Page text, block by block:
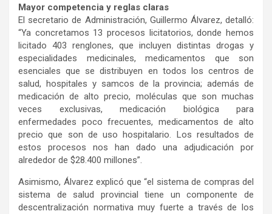
Mayor competencia y reglas claras
El secretario de Administración, Guillermo Álvarez, detalló:
“Ya concretamos 13 procesos licitatorios, donde hemos
licitado 403 renglones, que incluyen distintas drogas y
especialidades medicinales, medicamentos que son
esenciales que se distribuyen en todos los centros de
salud, hospitales y samcos de la provincia; además de
medicación de alto precio, moléculas que son muchas
veces exclusivas, medicación biológica para
enfermedades poco frecuentes, medicamentos de alto
precio que son de uso hospitalario. Los resultados de
estos procesos nos han dado una adjudicación por
alrededor de $28.400 millones”.
Asimismo, Álvarez explicó que “el sistema de compras del
sistema de salud provincial tiene un componente de
descentralización normativa muy fuerte a través de los